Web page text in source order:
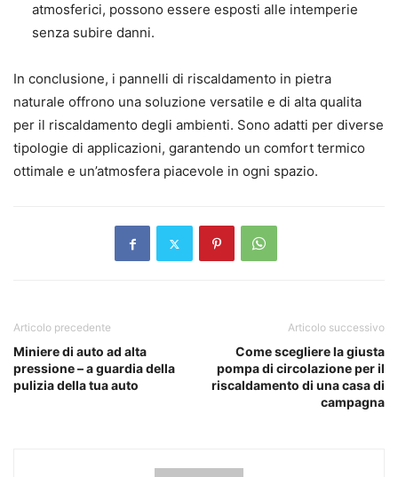
atmosferici, possono essere esposti alle intemperie
senza subire danni.
In conclusione, i pannelli di riscaldamento in pietra
naturale offrono una soluzione versatile e di alta qualita
per il riscaldamento degli ambienti. Sono adatti per diverse
tipologie di applicazioni, garantendo un comfort termico
ottimale e un’atmosfera piacevole in ogni spazio.
Articolo precedente
Miniere di auto ad alta
pressione – a guardia della
pulizia della tua auto
Articolo successivo
Come scegliere la giusta
pompa di circolazione per il
riscaldamento di una casa di
campagna